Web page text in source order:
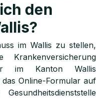
den
im Wallis zu stellen,
im Kanton Wallis
Online-Formular auf